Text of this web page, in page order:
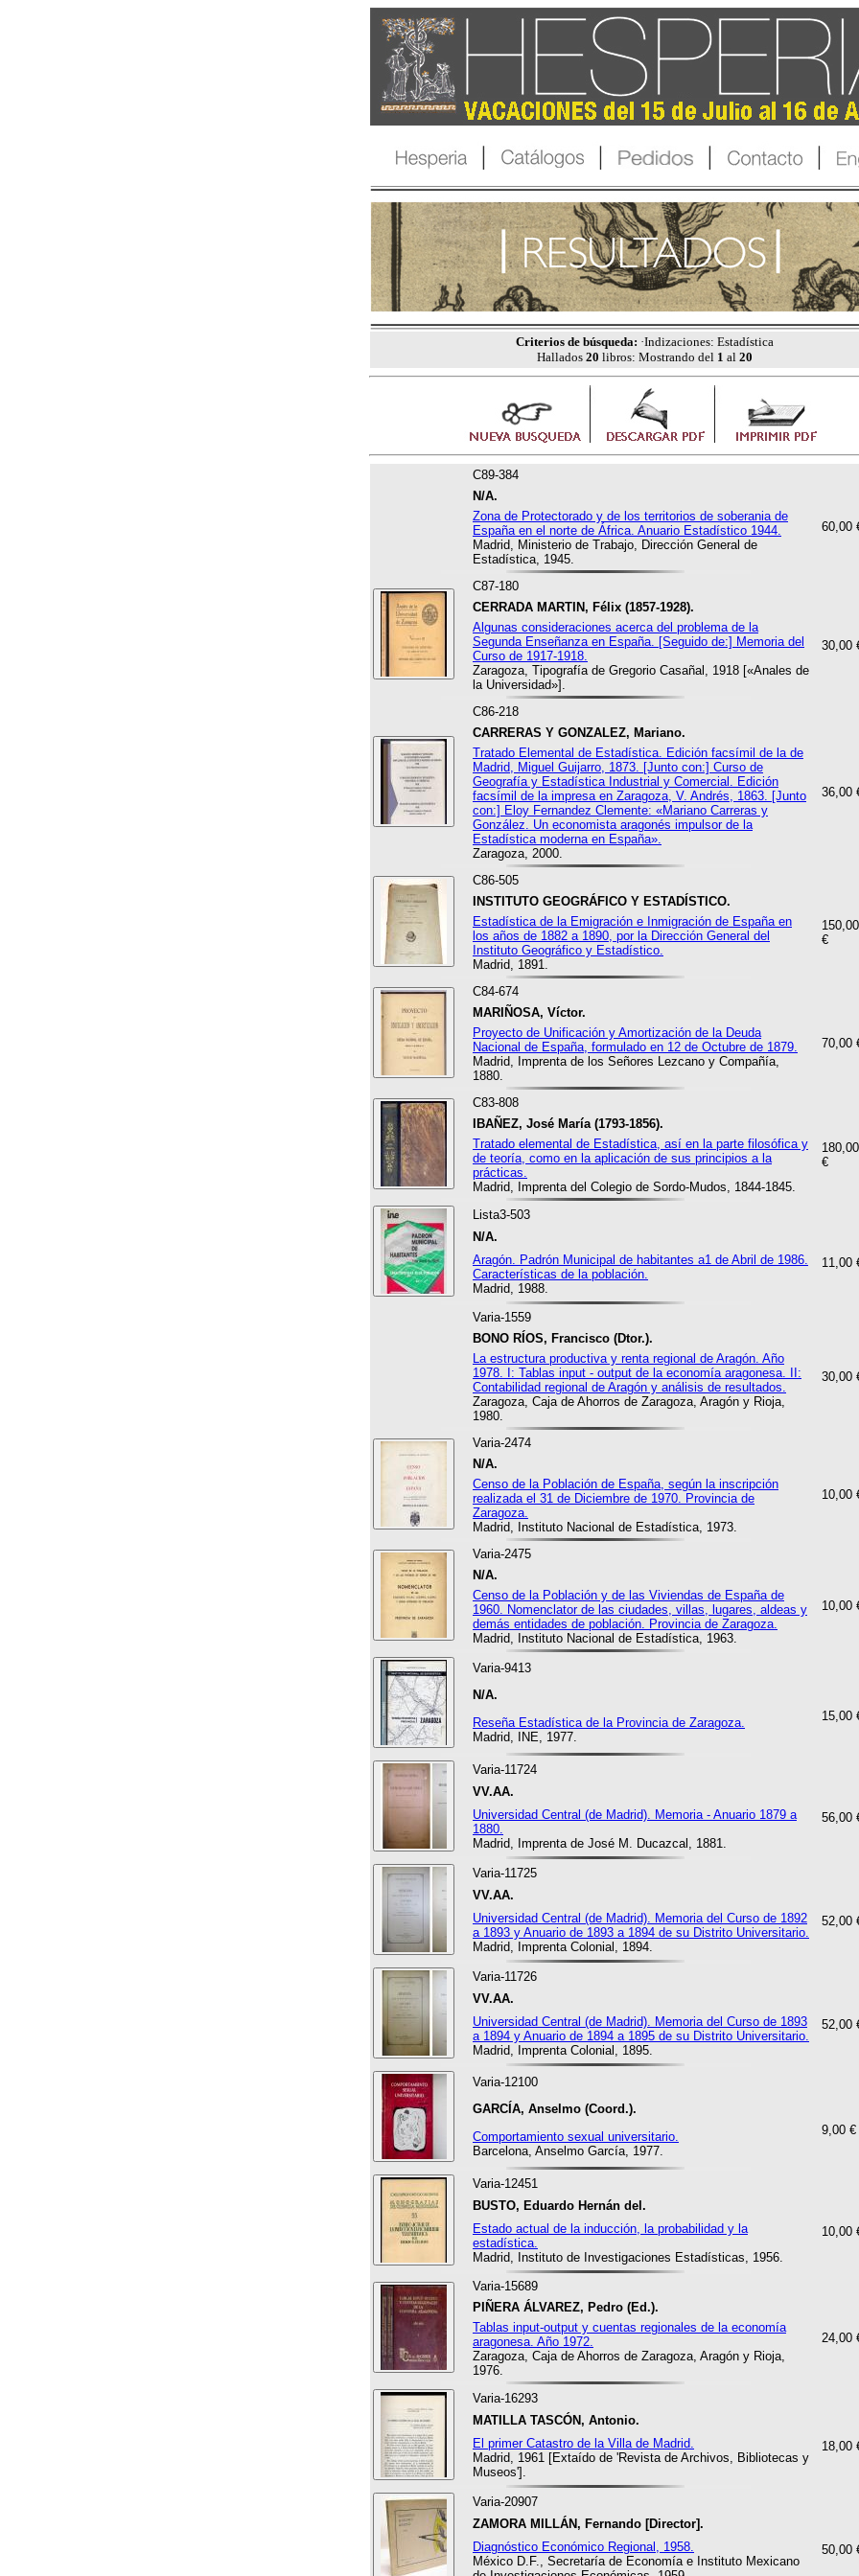
Criterios de búsqueda: ·Indizaciones: Estadística
Hallados 20 libros: Mostrando del 1 al 20
C89-384
N/A.
60,00
Zona de Protectorado y de los territorios de soberania de
España en el norte de África. Anuario Estadístico 1944.
Madrid, Ministerio de Trabajo, Dirección General de
Estadística, 1945.
C87-180
CERRADA MARTIN, Félix (1857-1928).
30,00
Algunas consideraciones acerca del problema de la
Segunda Enseñanza en España. [Seguido de:] Memoria del
Curso de 1917-1918.
Zaragoza, Tipografía de Gregorio Casañal, 1918 [«Anales de
la Universidad»].
C86-218
CARRERAS Y GONZALEZ, Mariano.
36,00
Tratado Elemental de Estadística. Edición facsímil de la de
Madrid, Miguel Guijarro, 1873. [Junto con:] Curso de
Geografía y Estadística Industrial y Comercial. Edición
facsímil de la impresa en Zaragoza, V. Andrés, 1863. [Junto
con:] Eloy Fernandez Clemente: «Mariano Carreras y
González. Un economista aragonés impulsor de la
Estadística moderna en España».
Zaragoza, 2000.
C86-505
INSTITUTO GEOGRÁFICO Y ESTADÍSTICO.
150,00
€
Estadística de la Emigración e Inmigración de España en
los años de 1882 a 1890, por la Dirección General del
Instituto Geográfico y Estadístico.
Madrid, 1891.
C84-674
MARIÑOSA, Víctor.
70,00
Proyecto de Unificación y Amortización de la Deuda
Nacional de España, formulado en 12 de Octubre de 1879.
Madrid, Imprenta de los Señores Lezcano y Compañía,
1880.
C83-808
IBAÑEZ, José María (1793-1856).
180,00
€
Tratado elemental de Estadística, así en la parte filosófica y
de teoría, como en la aplicación de sus principios a la
prácticas.
Madrid, Imprenta del Colegio de Sordo-Mudos, 1844-1845.
Lista3-503
N/A.
11,00
Aragón. Padrón Municipal de habitantes a1 de Abril de 1986.
Características de la población.
Madrid, 1988.
Varia-1559
BONO RÍOS, Francisco (Dtor.).
30,00
La estructura productiva y renta regional de Aragón. Año
1978. I: Tablas input - output de la economía aragonesa. II:
Contabilidad regional de Aragón y análisis de resultados.
Zaragoza, Caja de Ahorros de Zaragoza, Aragón y Rioja,
1980.
Varia-2474
N/A.
10,00
Censo de la Población de España, según la inscripción
realizada el 31 de Diciembre de 1970. Provincia de
Zaragoza.
Madrid, Instituto Nacional de Estadística, 1973.
Varia-2475
N/A.
10,00
Censo de la Población y de las Viviendas de España de
1960. Nomenclator de las ciudades, villas, lugares, aldeas y
demás entidades de población. Provincia de Zaragoza.
Madrid, Instituto Nacional de Estadística, 1963.
Varia-9413
N/A.
15,00
Reseña Estadística de la Provincia de Zaragoza.
Madrid, INE, 1977.
Varia-11724
VV.AA.
56,00
Universidad Central (de Madrid). Memoria - Anuario 1879 a
1880.
Madrid, Imprenta de José M. Ducazcal, 1881.
Varia-11725
VV.AA.
52,00
Universidad Central (de Madrid). Memoria del Curso de 1892
a 1893 y Anuario de 1893 a 1894 de su Distrito Universitario.
Madrid, Imprenta Colonial, 1894.
Varia-11726
VV.AA.
52,00
Universidad Central (de Madrid). Memoria del Curso de 1893
a 1894 y Anuario de 1894 a 1895 de su Distrito Universitario.
Madrid, Imprenta Colonial, 1895.
Varia-12100
GARCÍA, Anselmo (Coord.).
9,00 €
Comportamiento sexual universitario.
Barcelona, Anselmo García, 1977.
Varia-12451
BUSTO, Eduardo Hernán del.
10,00
Estado actual de la inducción, la probabilidad y la
estadística.
Madrid, Instituto de Investigaciones Estadísticas, 1956.
Varia-15689
PIÑERA ÁLVAREZ, Pedro (Ed.).
24,00
Tablas input-output y cuentas regionales de la economía
aragonesa. Año 1972.
Zaragoza, Caja de Ahorros de Zaragoza, Aragón y Rioja,
1976.
Varia-16293
MATILLA TASCÓN, Antonio.
18,00
El primer Catastro de la Villa de Madrid.
Madrid, 1961 [Extaído de 'Revista de Archivos, Bibliotecas y
Museos'].
Varia-20907
ZAMORA MILLÁN, Fernando [Director].
50,00
Diagnóstico Económico Regional, 1958.
México D.F., Secretaría de Economía e Instituto Mexicano